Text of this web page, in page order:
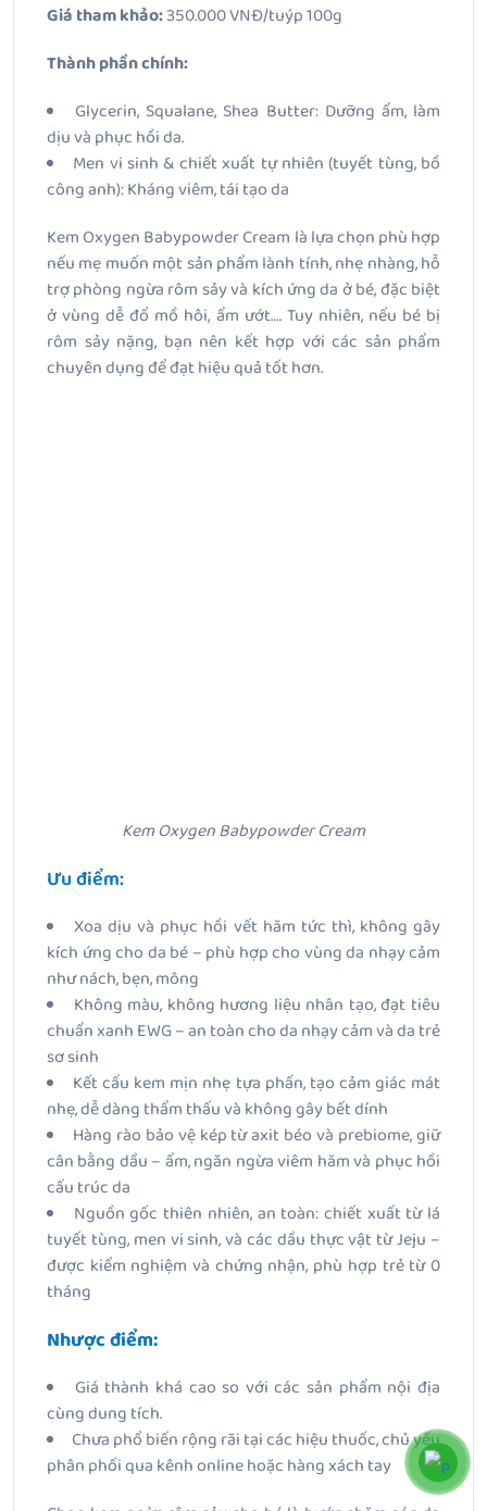
Giá tham khảo:350.000 VNĐ/tuýp 100g
Thành phần chính:
Glycerin, Squalane, Shea Butter: Dưỡng ẩm, làm
dịu và phục hồi da.
Men vi sinh & chiết xuất tự nhiên (tuyết tùng, bồ
công anh): Kháng viêm, tái tạo da
Kem Oxygen Babypowder Cream là lựa chọn phù hợp
nếu mẹ muốn một sản phẩm lành tính, nhẹ nhàng, hỗ
trợ phòng ngừa rôm sảy và kích ứng da ở bé, đặc biệt
ở vùng dễ đổ mồ hôi, ẩm ướt…. Tuy nhiên, nếu bé bị
rôm sảy nặng, bạn nên kết hợp với các sản phẩm
chuyên dụng để đạt hiệu quả tốt hơn.
Kem Oxygen Babypowder Cream
Ưu điểm:
Xoa dịu và phục hồi vết hăm tức thì, không gây
kích ứng cho da bé – phù hợp cho vùng da nhạy cảm
như nách, bẹn, mông
Không màu, không hương liệu nhân tạo, đạt tiêu
chuẩn xanh EWG – an toàn cho da nhạy cảm và da trẻ
sơ sinh
Kết cấu kem mịn nhẹ tựa phấn, tạo cảm giác mát
nhẹ, dễ dàng thẩm thấu và không gây bết dính
Hàng rào bảo vệ kép từ axit béo và prebiome, giữ
cân bằng dầu – ẩm, ngăn ngừa viêm hăm và phục hồi
cấu trúc da
Nguồn gốc thiên nhiên, an toàn: chiết xuất từ lá
tuyết tùng, men vi sinh, và các dầu thực vật từ Jeju –
được kiểm nghiệm và chứng nhận, phù hợp trẻ từ 0
tháng
Nhược điểm:
Giá thành khá cao so với các sản phẩm nội địa
cùng dung tích.
Chưa phổ biến rộng rãi tại các hiệu thuốc, chủ yếu
phân phối qua kênh online hoặc hàng xách tay